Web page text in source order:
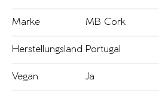
Marke MB Cork
Herstellungsland Portugal
Vegan Ja